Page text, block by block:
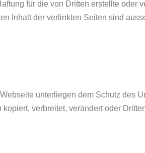
für die von Dritten erstellte oder
Inhalt der verlinkten Seiten sind
unterliegen dem Schutz des
verbreitet, verändert oder